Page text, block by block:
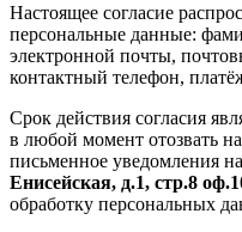
Настоящее согласие
персональные данные:
электронной почты,
контактный телефон,
Срок действия согласия
в любой момент отозвать
письменное уведомления
Енисейская, д.1, стр.8
обработку персональных